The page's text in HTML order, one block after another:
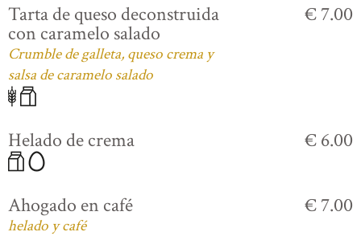
Tarta de queso deconstruida
con caramelo salado
Crumble de galleta, queso crema y
salsa de caramelo salado
€ 7.00
Helado de crema € 6.00
Ahogado en café
helado y café
€ 7.00